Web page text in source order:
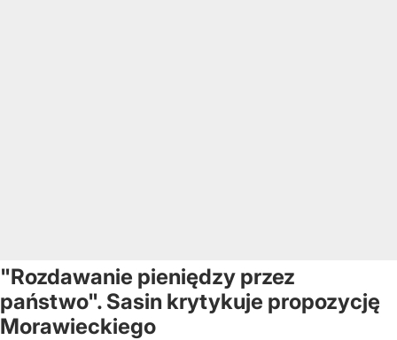
"Rozdawanie pieniędzy przez
państwo". Sasin krytykuje propozycję
Morawieckiego